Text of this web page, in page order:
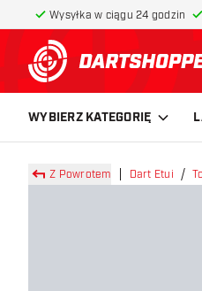
Wysyłka w ciągu 24 godzin
powrót do
WYBIERZ KATEGORIĘ
Z Powrotem Dart Etui